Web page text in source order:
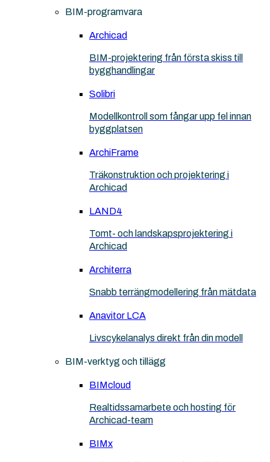
BIM-programvara
Archicad
BIM-projektering från första skiss till
bygghandlingar
Solibri
Modellkontroll som fångar upp fel innan
byggplatsen
ArchiFrame
Träkonstruktion och projektering i
Archicad
LAND4
Tomt- och landskapsprojektering i
Archicad
Architerra
Snabb terrängmodellering från mätdata
Anavitor LCA
Livscykelanalys direkt från din modell
BIM-verktyg och tillägg
BIMcloud
Realtidssamarbete och hosting för
Archicad-team
BIMx